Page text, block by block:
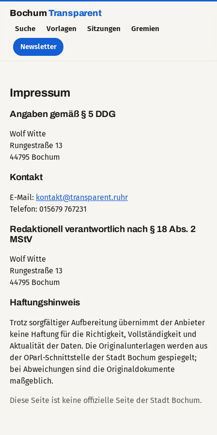
BochumTransparent
Suche Vorlagen Sitzungen Gremien
Newsletter
Impressum
Angaben gemäß § 5 DDG
Wolf Witte
Rungestraße 13
44795 Bochum
Kontakt
E-Mail: kontakt@transparent.ruhr
Telefon: 015679 767231
Redaktionell verantwortlich nach § 18 Abs. 2
MStV
Wolf Witte
Rungestraße 13
44795 Bochum
Haftungshinweis
Trotz sorgfältiger Aufbereitung übernimmt der Anbieter
keine Haftung für die Richtigkeit, Vollständigkeit und
Aktualität der Daten. Die Originalunterlagen werden aus
der OParl-Schnittstelle der Stadt Bochum gespiegelt;
bei Abweichungen sind die Originaldokumente
maßgeblich.
Diese Seite ist keine offizielle Seite der Stadt Bochum.